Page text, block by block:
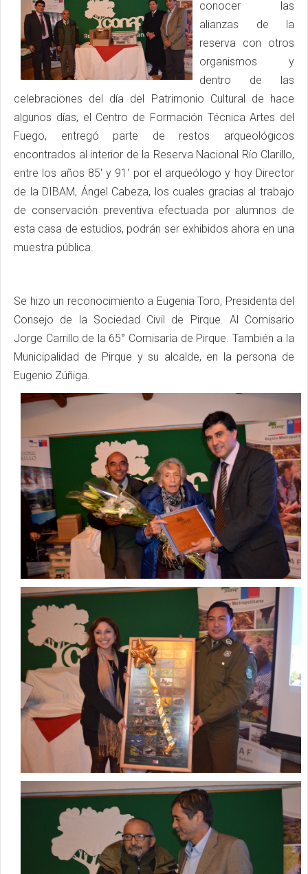
conocer las
alianzas de la
reserva con otros
organismos y
dentro de las
celebraciones del día del Patrimonio Cultural de hace
algunos días, el Centro de Formación Técnica Artes del
Fuego, entregó parte de restos arqueológicos
encontrados al interior de la Reserva Nacional Río Clarillo,
entre los años 85' y 91' por el arqueólogo y hoy Director
de la DIBAM, Ángel Cabeza, los cuales gracias al trabajo
de conservación preventiva efectuada por alumnos de
esta casa de estudios, podrán ser exhibidos ahora en una
muestra pública.
Se hizo un reconocimiento a Eugenia Toro, Presidenta del
Consejo de la Sociedad Civil de Pirque. Al Comisario
Jorge Carrillo de la 65° Comisaría de Pirque. También a la
Municipalidad de Pirque y su alcalde, en la persona de
Eugenio Zúñiga.